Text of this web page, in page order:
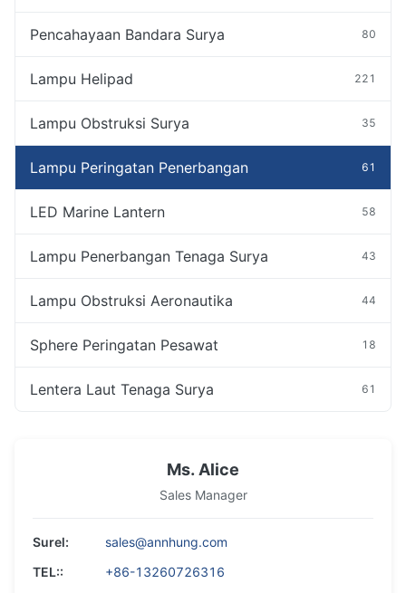
Pencahayaan Bandara Surya 80
Lampu Helipad 221
Lampu Obstruksi Surya 35
Lampu Peringatan Penerbangan 61
LED Marine Lantern 58
Lampu Penerbangan Tenaga Surya 43
Lampu Obstruksi Aeronautika 44
Sphere Peringatan Pesawat 18
Lentera Laut Tenaga Surya 61
Ms. Alice
Sales Manager
Surel:
sales@annhung.com
TEL::
+86-13260726316